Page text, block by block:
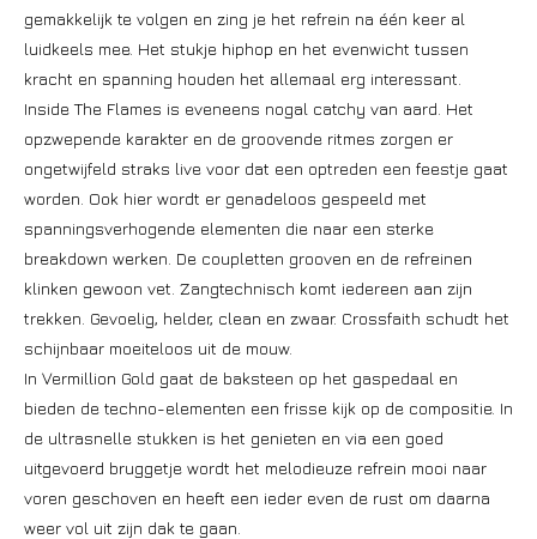
gemakkelijk te volgen en zing je het refrein na één keer al
luidkeels mee. Het stukje hiphop en het evenwicht tussen
kracht en spanning houden het allemaal erg interessant.
Inside The Flames is eveneens nogal catchy van aard. Het
opzwepende karakter en de groovende ritmes zorgen er
ongetwijfeld straks live voor dat een optreden een feestje gaat
worden. Ook hier wordt er genadeloos gespeeld met
spanningsverhogende elementen die naar een sterke
breakdown werken. De coupletten grooven en de refreinen
klinken gewoon vet. Zangtechnisch komt iedereen aan zijn
trekken. Gevoelig, helder, clean en zwaar. Crossfaith schudt het
schijnbaar moeiteloos uit de mouw.
In Vermillion Gold gaat de baksteen op het gaspedaal en
bieden de techno-elementen een frisse kijk op de compositie. In
de ultrasnelle stukken is het genieten en via een goed
uitgevoerd bruggetje wordt het melodieuze refrein mooi naar
voren geschoven en heeft een ieder even de rust om daarna
weer vol uit zijn dak te gaan.